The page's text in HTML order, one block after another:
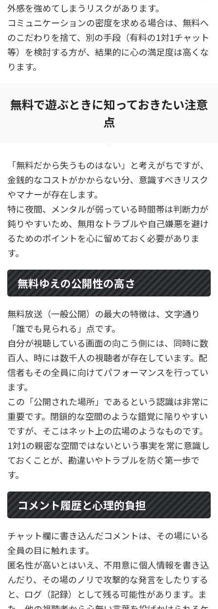
外感を強めてしまうリスクがあります。
コミュニケーションの密度を求める場合は、無料へ
のこだわりを捨て、別の手段（有料の1対1チャット
等）を検討する方が、結果的に心の満足度は高くな
ります。
無料で遊ぶときに知っておきたい注意
点
「無料だから失うものはない」と考えがちですが、
金銭的なコストがかからない分、意識すべきリスク
やマナーが存在します。
特に夜間、メンタルが弱っている時間帯は判断力が
鈍りやすいため、無用なトラブルや自己嫌悪を避け
るためのポイントを心に留めておく必要がありま
す。
無料ゆえの公開性の高さ
無料放送（一般公開）の最大の特徴は、文字通り
「誰でも見られる」点です。
自分が視聴している画面の向こう側には、同時に数
百人、時には数千人の視聴者が存在しています。配
信者もその全員に向けてパフォーマンスを行ってい
ます。
この「公開された場所」であるという認識は非常に
重要です。閉鎖的な空間のような錯覚に陥りやすい
ですが、そこはネット上の広場のようなものです。
1対1の親密な空間ではないという事実を常に意識し
ておくことが、勘違いやトラブルを防ぐ第一歩で
す。
コメント履歴と心理的負担
チャット欄に書き込んだコメントは、その場にいる
全員の目に触れます。
匿名性が高いとはいえ、不用意に個人情報を書き込
んだり、その場のノリで攻撃的な発言をしたりする
と、ログ（記録）として残る可能性があります。ま